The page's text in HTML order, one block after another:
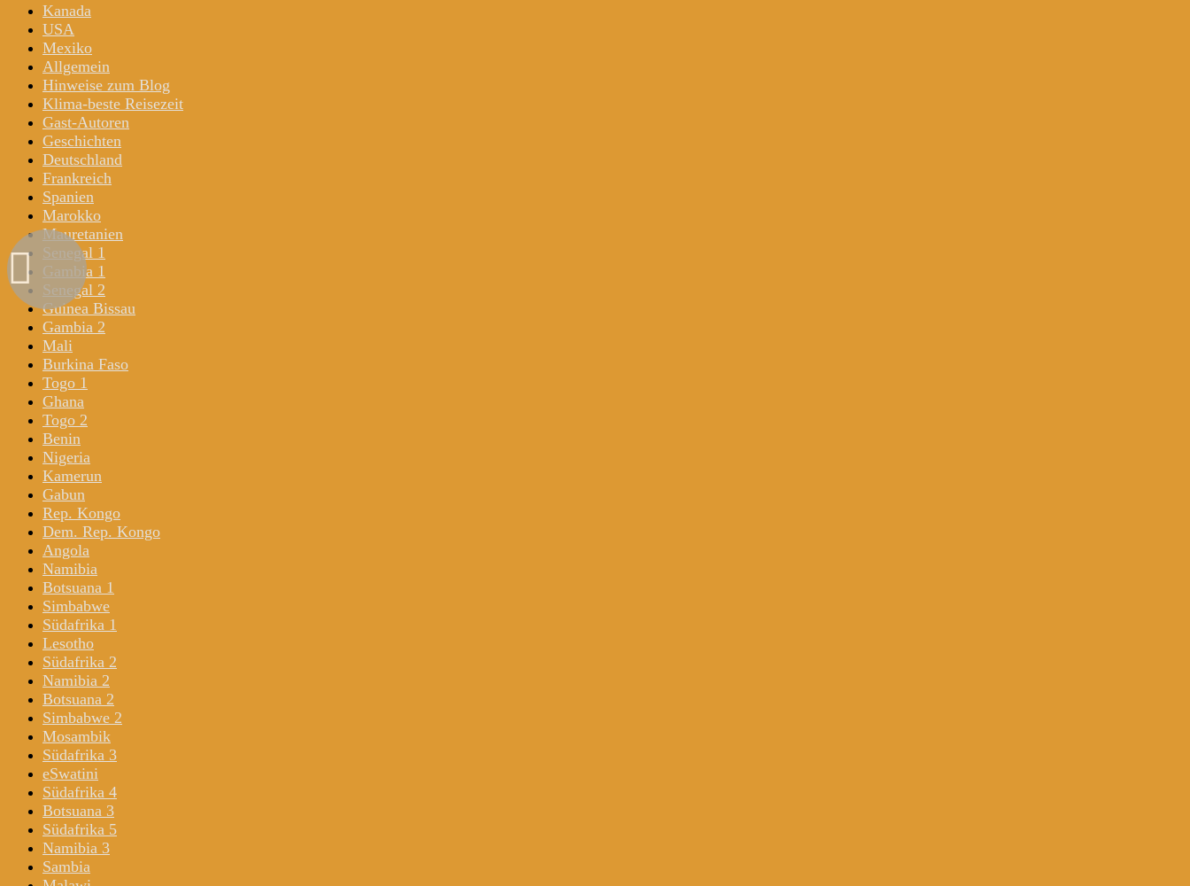
Kanada
USA
Mexiko
Allgemein
Hinweise zum Blog
Klima-beste Reisezeit
Gast-Autoren
Geschichten
Deutschland
Frankreich
Spanien
Marokko
Mauretanien
Senegal 1
Gambia 1
Senegal 2
Guinea Bissau
Gambia 2
Mali
Burkina Faso
Togo 1
Ghana
Togo 2
Benin
Nigeria
Kamerun
Gabun
Rep. Kongo
Dem. Rep. Kongo
Angola
Namibia
Botsuana 1
Simbabwe
Südafrika 1
Lesotho
Südafrika 2
Namibia 2
Botsuana 2
Simbabwe 2
Mosambik
Südafrika 3
eSwatini
Südafrika 4
Botsuana 3
Südafrika 5
Namibia 3
Sambia